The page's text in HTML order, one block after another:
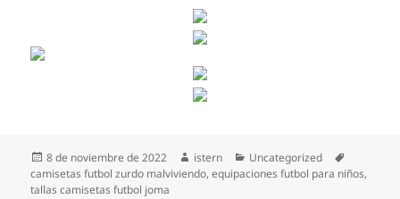
Publicado
el
8 de noviembre de 2022 Autor
istern Categorías
Uncategorized
camisetas futbol zurdo malviviendo,equipaciones futbol para niños,
tallas camisetas futbol joma